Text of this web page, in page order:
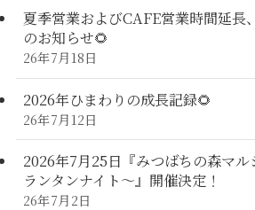
夏季営業およびCAFE営業時間延長
のお知らせ🌻
26年7月18日
2026年ひまわりの成長記録🌻
26年7月12日
2026年7月25日『みつばちの森マル
ランタンナイト～』開催決定！
26年7月2日